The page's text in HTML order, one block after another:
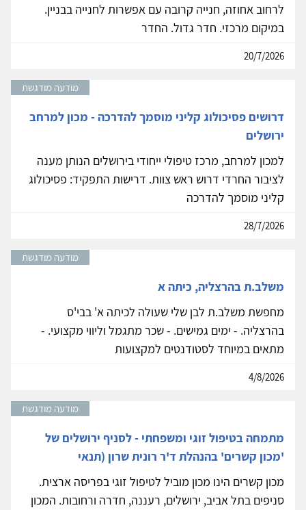
לרחוב אחוזה, חנייה קרובה עם אפשרות לחנייה בבניין.
במיקום מרכזי. חדר גדול. החדר
20/7/2026
מודעה מודגשת
דרושים פסיכולוג קליני מוסמך להדרכה - מכון למרחב
ירושלים
למכון למרחב, מרכז טיפולי ייחודי בירושלים הנותן מענה
לציבור החרדי דרוש ראש צוות. דרישות התפקיד: פסיכולוג
קליני מוסמך להדרכה
28/7/2026
מודעה מודגשת
משלב.ת בהרצליה, כיתה א
מחפשת משלב.ת לבן שלי שעולה לכיתה א' בבי'ס
בהרצליה. - ימים גמישים. - שכר מתגמל וליווי מקצועי. -
מתאים במיוחד לסטודנטים למקצועות
4/8/2026
מודעה מודגשת
מתמחה בטיפול זוגי ומשפחתי - לסניף ירושלים של
'מכון קשרים' בהנהלת ד'ר רונית שרון (תנאי
מכון קשרים הינו מכון מוביל לטיפול זוגי בפריסה ארצית.
סניפים בתל אביב, ירושלים, רעננה, חדרה ורחובות. המכון